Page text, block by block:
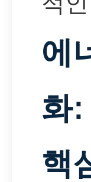
에
화:
핵